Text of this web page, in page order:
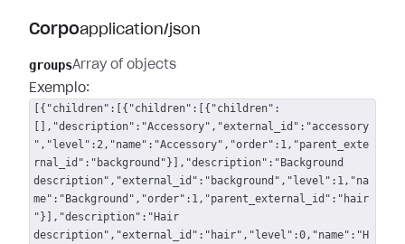
Corpoapplication/json
groupsArray of objects
Exemplo:
[{"children":[{"children":[{"children":
[],"description":"Accessory","external_id":"accessory
","level":2,"name":"Accessory","order":1,"parent_exte
rnal_id":"background"}],"description":"Background
description","external_id":"background","level":1,"na
me":"Background","order":1,"parent_external_id":"hair
"}],"description":"Hair
description","external_id":"hair","level":0,"name":"H